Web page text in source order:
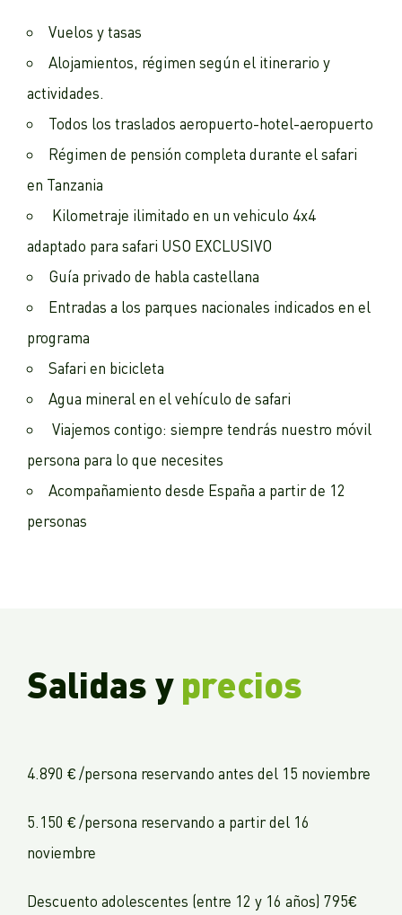
Vuelos y tasas
Alojamientos, régimen según el itinerario y
actividades.
Todos los traslados aeropuerto-hotel-aeropuerto
Régimen de pensión completa durante el safari
en Tanzania
Kilometraje ilimitado en un vehiculo 4x4
adaptado para safari USO EXCLUSIVO
Guía privado de habla castellana
Entradas a los parques nacionales indicados en el
programa
Safari en bicicleta
Agua mineral en el vehículo de safari
Viajemos contigo: siempre tendrás nuestro móvil
persona para lo que necesites
Acompañamiento desde España a partir de 12
personas
Salidas y precios
4.890 € /persona reservando antes del 15 noviembre
5.150 € /persona reservando a partir del 16
noviembre
Descuento adolescentes (entre 12 y 16 años) 795€